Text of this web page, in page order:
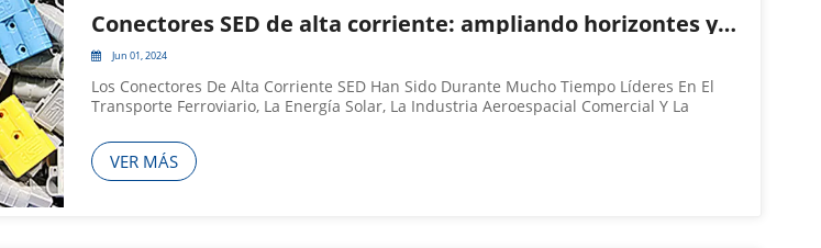
Conectores SED de alta corriente: ampliando horizontes y logrando la excelencia
Jun 01, 2024
Los Conectores De Alta Corriente SED Han Sido Durante Mucho Tiempo Líderes En El
Transporte Ferroviario, La Energía Solar, La Industria Aeroespacial Comercial Y La
Otros Sectores Industriales, Como El Almacenamiento De E...
VER MÁS